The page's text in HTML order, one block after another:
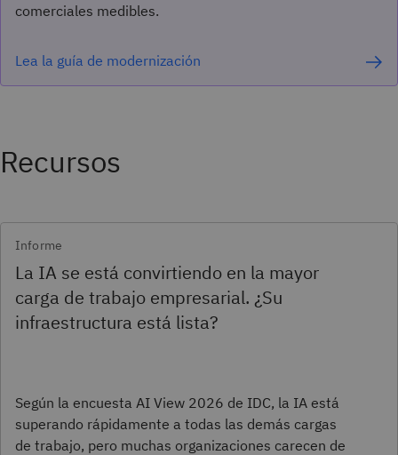
comerciales medibles.
Lea la guía de modernización
Recursos
Informe
La IA se está convirtiendo en la mayor
carga de trabajo empresarial. ¿Su
infraestructura está lista?
Según la encuesta AI View 2026 de IDC, la IA está
superando rápidamente a todas las demás cargas
de trabajo, pero muchas organizaciones carecen de